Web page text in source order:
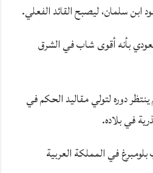
سلمان، ليصبح القائد الفعلي.
بأنه أقوى شاب في الشرق
ينتظر دوره لتولي مقاليد الحكم في
في بلاده.
في المملكة العربية